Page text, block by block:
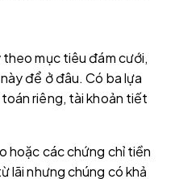
mục tiêu đám cưới,
để ở đâu. Có ba lựa
riêng, tài khoản tiết
hoặc các chứng chỉ tiền
lãi nhưng chúng có khả